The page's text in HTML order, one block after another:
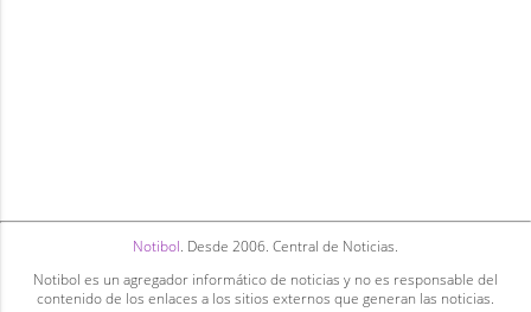
Notibol. Desde 2006. Central de Noticias.
Notibol es un agregador informático de noticias y no es responsable del
contenido de los enlaces a los sitios externos que generan las noticias.